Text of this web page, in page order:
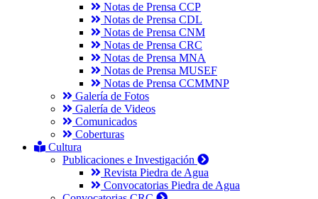
Notas de Prensa CCP
Notas de Prensa CDL
Notas de Prensa CNM
Notas de Prensa CRC
Notas de Prensa MNA
Notas de Prensa MUSEF
Notas de Prensa CCMMNP
Galería de Fotos
Galería de Videos
Comunicados
Coberturas
Cultura
Publicaciones e Investigación
Revista Piedra de Agua
Convocatorias Piedra de Agua